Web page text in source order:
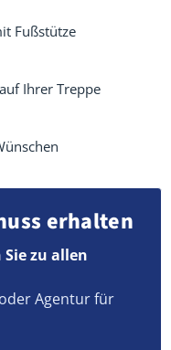
Fußstütze
Ihrer Treppe
erhalten
zu allen
Agentur für